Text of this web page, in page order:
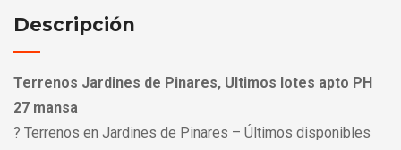
Descripción
Terrenos Jardines de Pinares, Ultimos lotes apto PH
27 mansa
? Terrenos en Jardines de Pinares – Últimos disponibles